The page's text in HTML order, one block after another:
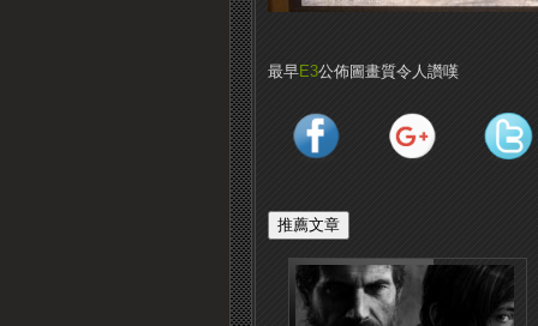
最早E3公佈圖畫質令人讚嘆